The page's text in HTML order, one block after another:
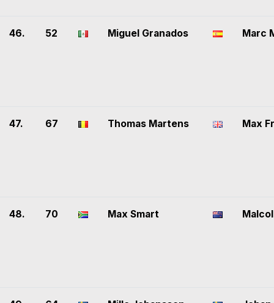
46. 52 Miguel Granados Marc
47. 67 Thomas Martens Max
48. 70 Max Smart